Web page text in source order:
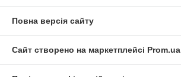
Повна версія сайту
Сайт створено на маркетплейсі Prom.ua